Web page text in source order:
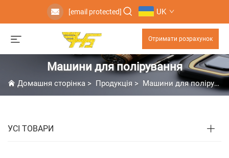
[email protected] UK
Отримати розрахунок
Машини для полірування
Домашня сторінка > Продукція > Машини для полірування
УСІ ТОВАРИ